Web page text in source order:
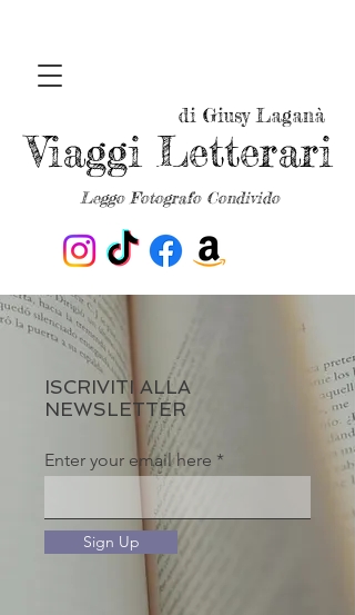
Leggo Fotografo Condivido
Viaggi Letterari
di Giusy Laganà
ISCRIVITI ALLA
NEWSLETTER
Enter your email here
Sign Up